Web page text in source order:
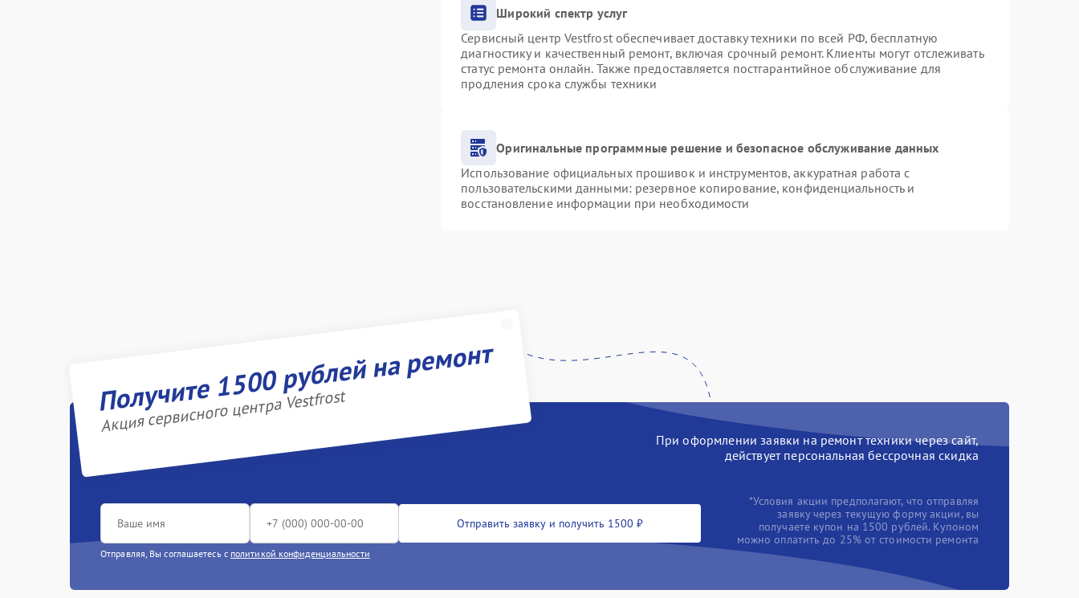
Широкий спектр услуг
Сервисный центр Vestfrost обеспечивает доставку техники по всей РФ, бесплатную
диагностику и качественный ремонт, включая срочный ремонт. Клиенты могут отслеживать
статус ремонта онлайн. Также предоставляется постгарантийное обслуживание для
продления срока службы техники
Оригинальные программные решение и безопасное обслуживание данных
Использование официальных прошивок и инструментов, аккуратная работа с
пользовательскими данными: резервное копирование, конфиденциальность и
восстановление информации при необходимости
Получите 1500 рублей на ремонт
Акция сервисного центра Vestfrost
При оформлении заявки на ремонт техники через сайт,
действует персональная бессрочная скидка
Отправить заявку и получить 1500 ₽
Отправляя, Вы соглашаетесь с политикой конфиденциальности
*Условия акции предполагают, что отправляя
заявку через текущую форму акции, вы
получаете купон на 1500 рублей. Купоном
можно оплатить до 25% от стоимости ремонта